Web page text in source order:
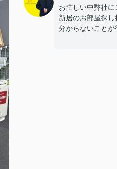
お忙しい中弊社に
新居のお部屋探し
分からないことが